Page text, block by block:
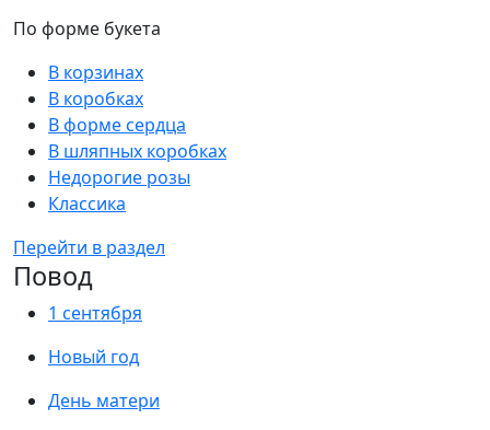
По форме букета
В корзинах
В коробках
В форме сердца
В шляпных коробках
Недорогие розы
Классика
Перейти в раздел
Повод
1 сентября
Новый год
День матери